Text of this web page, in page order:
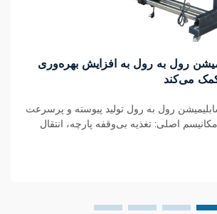
رول به رول به افزایش بهره‌وری
می‌کند
رول به رول تولید پیوسته و پرسرعت
اصلی: تغذیه بی‌وقفه پارچه، انتقال
از یک سیستم پیوسته کار می‌کنند که در آن